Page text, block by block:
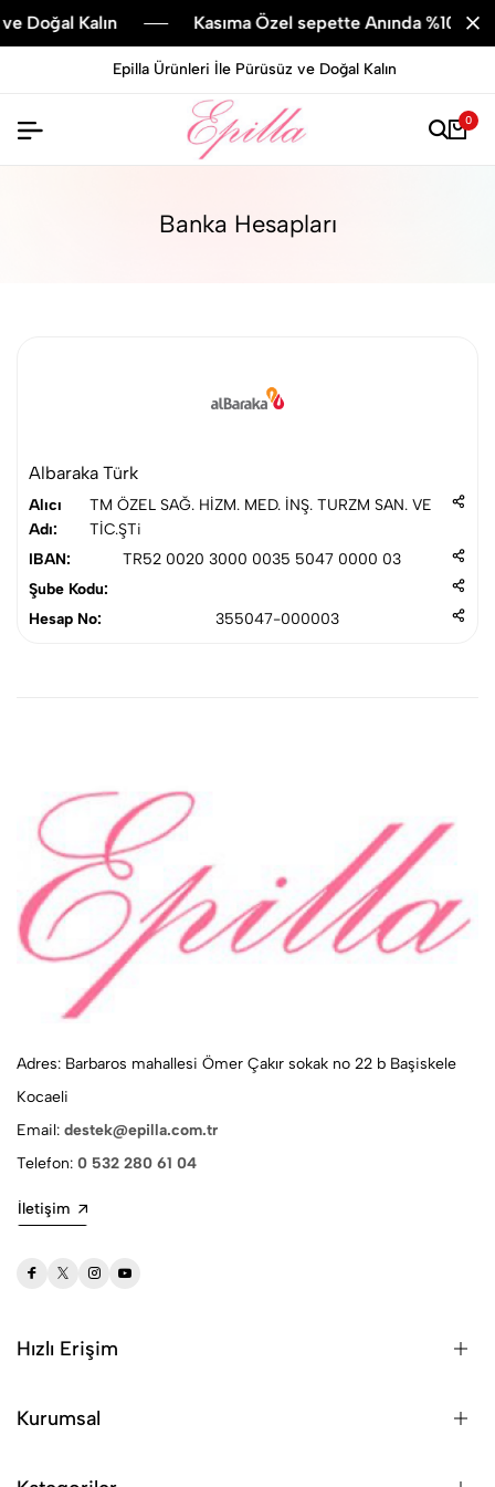
Kalın Kasıma Özel sepette Anında %10
Epilla Ürünleri İle Pürüsüz ve Doğal Kalın
0
Banka Hesapları
Albaraka Türk
Alıcı
Adı:
TM ÖZEL SAĞ. HİZM. MED. İNŞ. TURZM SAN. VE
TİC.ŞTi
IBAN:
TR52 0020 3000 0035 5047 0000 03
Şube Kodu:
Hesap No:
355047-000003
Adres: Barbaros mahallesi Ömer Çakır sokak no 22 b Başiskele
Kocaeli
Email: destek@epilla.com.tr
Telefon: 0 532 280 61 04
İletişim
Hızlı Erişim
Kurumsal